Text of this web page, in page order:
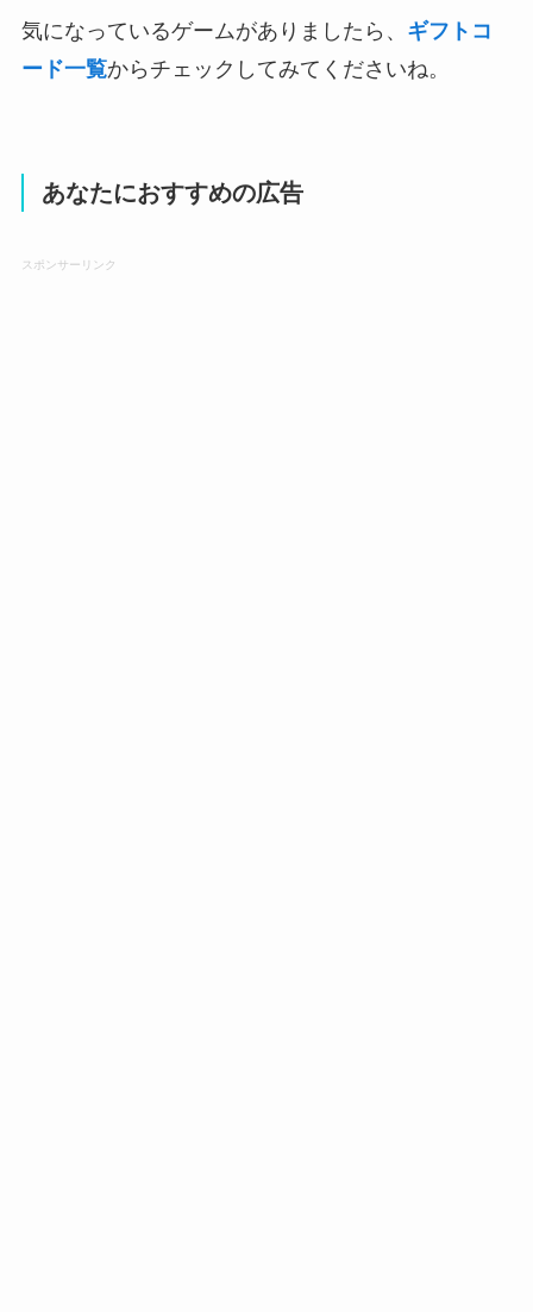
気になっているゲームがありましたら、 ギフトコ
ード一覧からチェックしてみてくださいね。
あなたにおすすめの広告
スポンサーリンク